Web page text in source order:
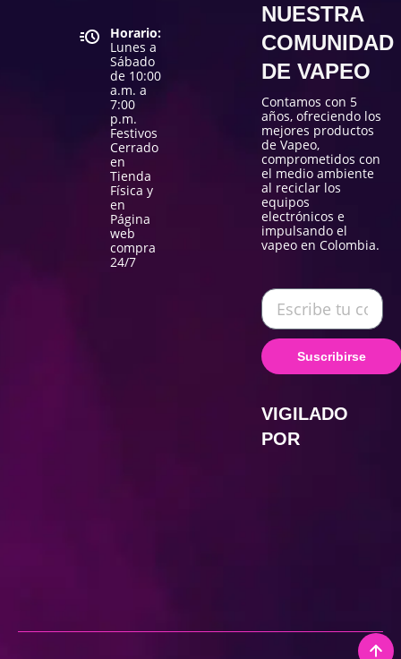
Horario:
Lunes a
Sábado
de 10:00
a.m. a
7:00
p.m.
Festivos
Cerrado
en
Tienda
Física y
en
Página
web
compra
24/7
NUESTRA
COMUNIDAD
DE VAPEO
Contamos con 5
años, ofreciendo los
mejores productos
de Vapeo,
comprometidos con
el medio ambiente
al reciclar los
equipos
electrónicos e
impulsando el
vapeo en Colombia.
Suscribirse
VIGILADO
POR